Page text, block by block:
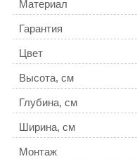
Материал
Гарантия
Цвет
Высота, см
Глубина, см
Ширина, см
Монтаж